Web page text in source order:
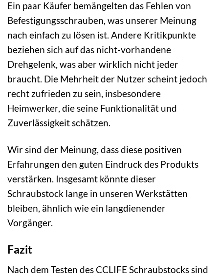
Ein paar Käufer bemängelten das Fehlen von
Befestigungsschrauben, was unserer Meinung
nach einfach zu lösen ist. Andere Kritikpunkte
beziehen sich auf das nicht-vorhandene
Drehgelenk, was aber wirklich nicht jeder
braucht. Die Mehrheit der Nutzer scheint jedoch
recht zufrieden zu sein, insbesondere
Heimwerker, die seine Funktionalität und
Zuverlässigkeit schätzen.
Wir sind der Meinung, dass diese positiven
Erfahrungen den guten Eindruck des Produkts
verstärken. Insgesamt könnte dieser
Schraubstock lange in unseren Werkstätten
bleiben, ähnlich wie ein langdienender
Vorgänger.
Fazit
Nach dem Testen des CCLIFE Schraubstocks sind